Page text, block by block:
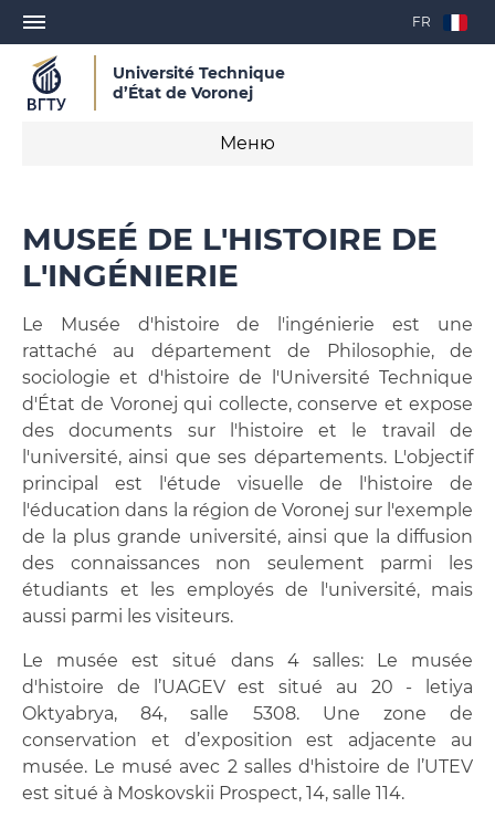
FR
Université Technique
d’État de Voronej
Меню
Inscription
Contrat d'étude
Formation professionnelle continue
Ressources d'apprentissage en ligne
Bourses d'études et soutien financier
Services de santé
Foyers universitaires
Centre de santé et sport avec piscine
Restaurants et Cafétérias
Museé de l'histoire de l'ingénierie
Contacts
MUSEÉ DE L'HISTOIRE DE
L'INGÉNIERIE
Le Musée d'histoire de l'ingénierie est une
rattaché au département de Philosophie, de
sociologie et d'histoire de l'Université Technique
d'État de Voronej qui collecte, conserve et expose
des documents sur l'histoire et le travail de
l'université, ainsi que ses départements. L'objectif
principal est l'étude visuelle de l'histoire de
l'éducation dans la région de Voronej sur l'exemple
de la plus grande université, ainsi que la diffusion
des connaissances non seulement parmi les
étudiants et les employés de l'université, mais
aussi parmi les visiteurs.
Le musée est situé dans 4 salles: Le musée
d'histoire de l’UAGEV est situé au 20 - letiya
Oktyabrya, 84, salle 5308. Une zone de
conservation et d’exposition est adjacente au
musée. Le musé avec 2 salles d'histoire de l’UTEV
est situé à Moskovskii Prospect, 14, salle 114.